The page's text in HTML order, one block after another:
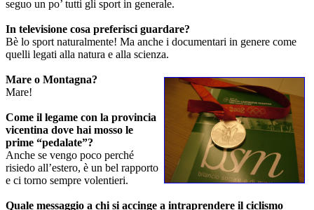
seguo un po’ tutti gli sport in generale.
In televisione cosa preferisci guardare?
Bè lo sport naturalmente! Ma anche i documentari in genere come
quelli legati alla natura e alla scienza.
Mare o Montagna?
Mare!
Come il legame con la provincia
vicentina dove hai mosso le
prime “pedalate”?
Anche se vengo poco perché
risiedo all’estero, è un bel rapporto
e ci torno sempre volentieri.
Quale messaggio a chi si accinge a intraprendere il ciclismo